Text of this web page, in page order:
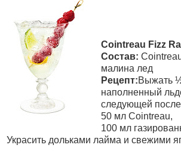
Cointreau Fizz
Состав:
малина лед
Рецепт:Выжать
наполненный
следующей
50 мл Cointreau,
100 мл
Украсить дольками лайма и свежими